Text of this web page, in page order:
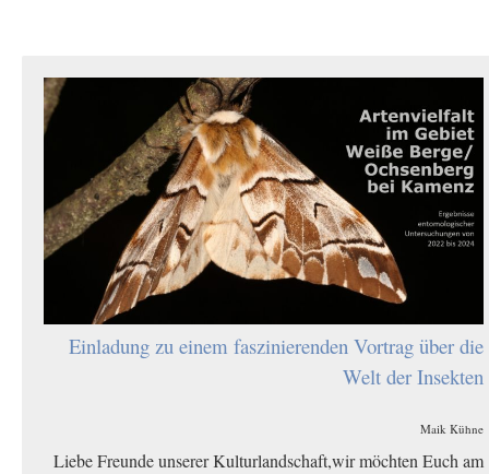
Einladung zu einem faszinierenden Vortrag über die
Welt der Insekten
Maik Kühne
Liebe Freunde unserer Kulturlandschaft,wir möchten Euch am